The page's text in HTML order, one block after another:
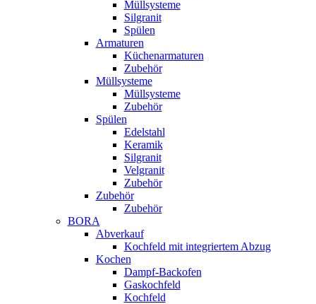
Müllsysteme
Silgranit
Spülen
Armaturen
Küchenarmaturen
Zubehör
Müllsysteme
Müllsysteme
Zubehör
Spülen
Edelstahl
Keramik
Silgranit
Velgranit
Zubehör
Zubehör
Zubehör
BORA
Abverkauf
Kochfeld mit integriertem Abzug
Kochen
Dampf-Backofen
Gaskochfeld
Kochfeld